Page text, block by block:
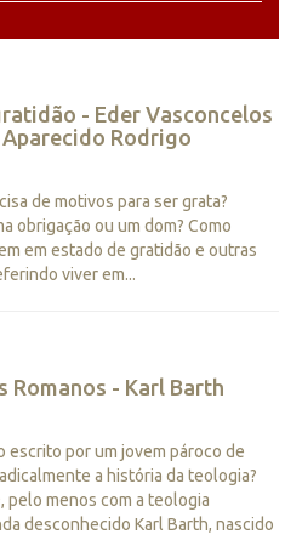
- Eder Vasconcelos
Aparecido Rodrigo
de motivos para ser grata?
obrigação ou um dom? Como
em estado de gratidão e outras
viver em...
Romanos - Karl Barth
escrito por um jovem pároco de
a história da teologia?
pelo menos com a teologia
desconhecido Karl Barth, nascido